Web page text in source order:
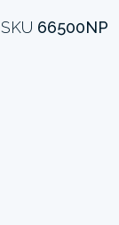
SKU 66500NP